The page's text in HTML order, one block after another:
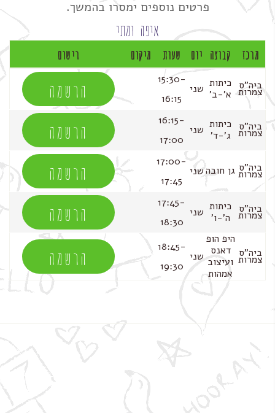
פרטים נוספים ימסרו בהמשך.
איפה ומתי
מרכז קבוצה יום שעות מיקום רישום
ביה"ס
צמרות
כיתות
א'-ב' שני
15:30-
16:15
הרשמה
ביה"ס
צמרות
כיתות
ג'-ד' שני
16:15-
17:00
הרשמה
ביה"ס
צמרות גן חובהשני
17:00-
17:45
הרשמה
ביה"ס
צמרות
כיתות
ה'-ו' שני
17:45-
18:30
הרשמה
ביה"ס
צמרות
היפ הופ
דאנס
ועיצוב
אמהות
שני
18:45-
19:30
הרשמה